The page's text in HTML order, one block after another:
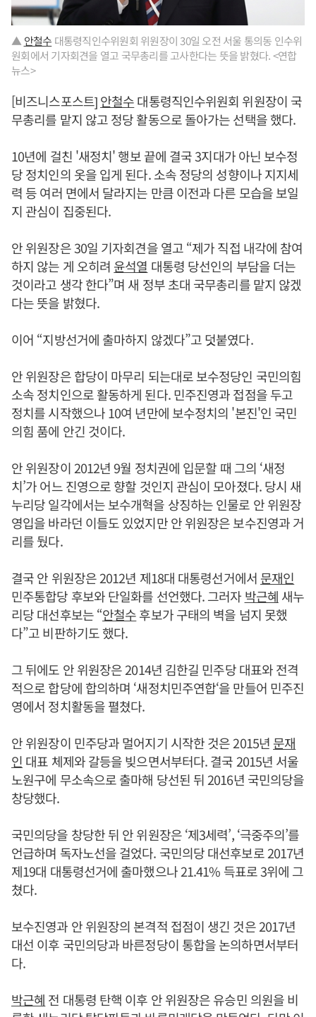
▲ 안철수 대통령직인수위원회 위원장이 30일 오전 서울 통의동 인수위
원회에서 기자회견을 열고 국무총리를 고사한다는 뜻을 밝혔다. <연합
뉴스>
[비즈니스포스트]안철수대통령직인수위원회 위원장이 국
무총리를 맡지 않고 정당 활동으로 돌아가는 선택을 했다.
10년에 걸친 '새정치' 행보 끝에 결국 3지대가 아닌 보수정
당 정치인의 옷을 입게 된다. 소속 정당의 성향이나 지지세
력 등 여러 면에서 달라지는 만큼 이전과 다른 모습을 보일
지 관심이 집중된다.
안 위원장은 30일 기자회견을 열고 “제가 직접 내각에 참여
하지 않는 게 오히려 윤석열 대통령 당선인의 부담을 더는
것이라고 생각 한다”며 새 정부 초대 국무총리를 맡지 않겠
다는 뜻을 밝혔다.
이어 “지방선거에 출마하지 않겠다”고 덧붙였다.
안 위원장은 합당이 마무리 되는대로 보수정당인 국민의힘
소속 정치인으로 활동하게 된다. 민주진영과 접점을 두고
정치를 시작했으나 10여 년만에 보수정치의 '본진'인 국민
의힘 품에 안긴 것이다.
안 위원장이 2012년 9월 정치권에 입문할 때 그의 ‘새정
치’가 어느 진영으로 향할 것인지 관심이 모아졌다. 당시 새
누리당 일각에서는 보수개혁을 상징하는 인물로 안 위원장
영입을 바라던 이들도 있었지만 안 위원장은 보수진영과 거
리를 뒀다.
결국 안 위원장은 2012년 제18대 대통령선거에서 문재인
민주통합당 후보와 단일화를 선언했다. 그러자 박근혜 새누
리당 대선후보는 “안철수후보가 구태의 벽을 넘지 못했
다”고 비판하기도 했다.
그 뒤에도 안 위원장은 2014년 김한길 민주당 대표와 전격
적으로 합당에 합의하며 ‘새정치민주연합‘을 만들어 민주진
영에서 정치활동을 펼쳤다.
안 위원장이 민주당과 멀어지기 시작한 것은 2015년 문재
인 대표 체제와 갈등을 빚으면서부터다. 결국 2015년 서울
노원구에 무소속으로 출마해 당선된 뒤 2016년 국민의당을
창당했다.
국민의당을 창당한 뒤 안 위원장은 ‘제3세력’, ‘극중주의’를
언급하며 독자노선을 걸었다. 국민의당 대선후보로 2017년
제19대 대통령선거에 출마했으나 21.41% 득표로 3위에 그
쳤다.
보수진영과 안 위원장의 본격적 접점이 생긴 것은 2017년
대선 이후 국민의당과 바른정당이 통합을 논의하면서부터
다.
박근혜 전 대통령 탄핵 이후 안 위원장은 유승민 의원을 비